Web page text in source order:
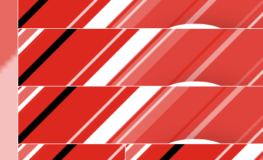
Asim Zepcan
€10.60
Priscilla
Zet hem op! Atten, Atten, Atten 😂
10.60
Anne
€10.60
€10.60
Ajla Van Der Wal